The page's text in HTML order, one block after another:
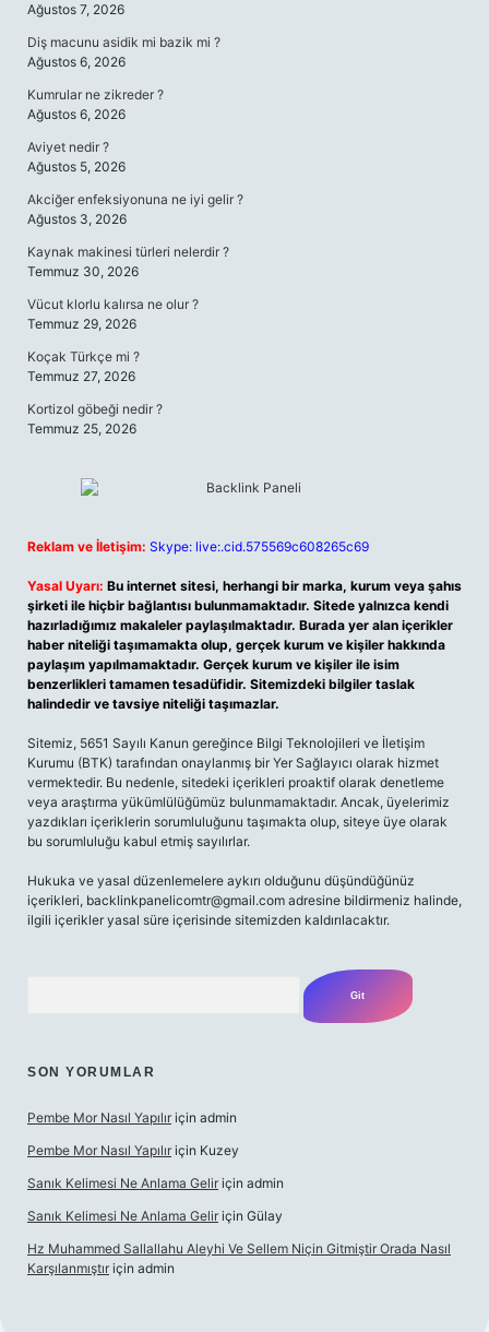
Ağustos 7, 2026
Diş macunu asidik mi bazik mi ?
Ağustos 6, 2026
Kumrular ne zikreder ?
Ağustos 6, 2026
Aviyet nedir ?
Ağustos 5, 2026
Akciğer enfeksiyonuna ne iyi gelir ?
Ağustos 3, 2026
Kaynak makinesi türleri nelerdir ?
Temmuz 30, 2026
Vücut klorlu kalırsa ne olur ?
Temmuz 29, 2026
Koçak Türkçe mi ?
Temmuz 27, 2026
Kortizol göbeği nedir ?
Temmuz 25, 2026
Reklam ve İletişim: Skype: live:.cid.575569c608265c69
Yasal Uyarı: Bu internet sitesi, herhangi bir marka, kurum veya şahıs
şirketi ile hiçbir bağlantısı bulunmamaktadır. Sitede yalnızca kendi
hazırladığımız makaleler paylaşılmaktadır. Burada yer alan içerikler
haber niteliği taşımamakta olup, gerçek kurum ve kişiler hakkında
paylaşım yapılmamaktadır. Gerçek kurum ve kişiler ile isim
benzerlikleri tamamen tesadüfidir. Sitemizdeki bilgiler taslak
halindedir ve tavsiye niteliği taşımazlar.
Sitemiz, 5651 Sayılı Kanun gereğince Bilgi Teknolojileri ve İletişim
Kurumu (BTK) tarafından onaylanmış bir Yer Sağlayıcı olarak hizmet
vermektedir. Bu nedenle, sitedeki içerikleri proaktif olarak denetleme
veya araştırma yükümlülüğümüz bulunmamaktadır. Ancak, üyelerimiz
yazdıkları içeriklerin sorumluluğunu taşımakta olup, siteye üye olarak
bu sorumluluğu kabul etmiş sayılırlar.
Hukuka ve yasal düzenlemelere aykırı olduğunu düşündüğünüz
içerikleri, backlinkpanelicomtr@gmail.com adresine bildirmeniz halinde,
ilgili içerikler yasal süre içerisinde sitemizden kaldırılacaktır.
SON YORUMLAR
Pembe Mor Nasıl Yapılır için admin
Pembe Mor Nasıl Yapılır için Kuzey
Sanık Kelimesi Ne Anlama Gelir için admin
Sanık Kelimesi Ne Anlama Gelir için Gülay
Hz Muhammed Sallallahu Aleyhi Ve Sellem Niçin Gitmiştir Orada Nasıl
Karşılanmıştır için admin